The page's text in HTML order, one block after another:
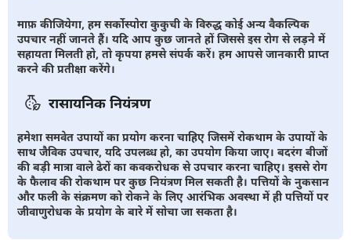
माफ़ कीजियेगा, हम सर्कोस्पोरा कुकुची के विरुद्ध कोई अन्य वैकल्पिक
उपचार नहीं जानते हैं। यदि आप कुछ जानते हों जिससे इस रोग से लड़ने में
सहायता मिलती हो, तो कृपया हमसे संपर्क करें। हम आपसे जानकारी प्राप्त
करने की प्रतीक्षा करेंगे।
रासायनिक नियंत्रण
हमेशा समवेत उपायों का प्रयोग करना चाहिए जिसमें रोकथाम के उपायों के
साथ जैविक उपचार, यदि उपलब्ध हो, का उपयोग किया जाए। बदरंग बीजों
की बड़ी मात्रा वाले ढेरों का कवकरोधक से उपचार करना चाहिए। इससे रोग
के फैलाव की रोकथाम पर कुछ नियंत्रण मिल सकती है। पत्तियों के नुकसान
और फली के संक्रमण को रोकने के लिए आरंभिक अवस्था में ही पत्तियों पर
जीवाणुरोधक के प्रयोग के बारे में सोचा जा सकता है।